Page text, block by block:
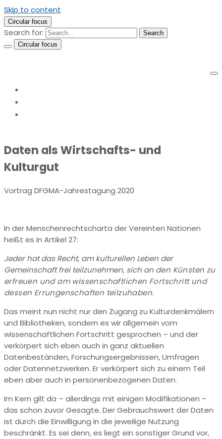
Skip to content
Circular focus
Search for:
Search
Circular focus
Daten als Wirtschafts- und
Kulturgut
Vortrag DFGMA-Jahrestagung 2020
In der Menschenrechtscharta der Vereinten Nationen
heißt es in Artikel 27:
Jeder hat das Recht, am kulturellen Leben der
Gemeinschaft frei teilzunehmen, sich an den Künsten zu
erfreuen und am wissenschaftlichen Fortschritt und
dessen Errungenschaften teilzuhaben.
Das meint nun nicht nur den Zugang zu Kulturdenkmälern
und Bibliotheken, sondern es wir allgemein vom
wissenschaftlichen Fortschritt gesprochen – und der
verkörpert sich eben auch in ganz aktuellen
Datenbeständen, Forschungsergebnissen, Umfragen
oder Datennetzwerken. Er verkörpert sich zu einem Teil
eben aber auch in personenbezogenen Daten.
Im Kern gilt da – allerdings mit einigen Modifikationen –
das schon zuvor Gesagte. Der Gebrauchswert der Daten
ist durch die Einwilligung in die jeweilige Nutzung
beschränkt. Es sei denn, es liegt ein sonstiger Grund vor,